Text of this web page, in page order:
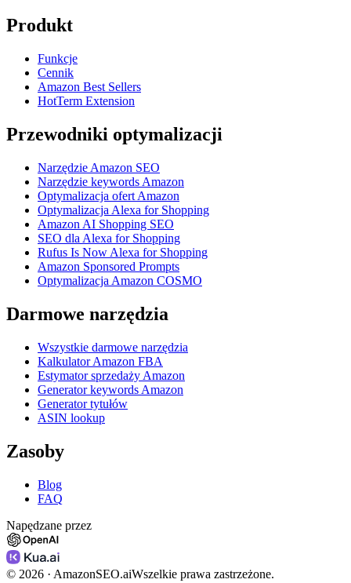
Produkt
Funkcje
Cennik
Amazon Best Sellers
HotTerm Extension
Przewodniki optymalizacji
Narzędzie Amazon SEO
Narzędzie keywords Amazon
Optymalizacja ofert Amazon
Optymalizacja Alexa for Shopping
Amazon AI Shopping SEO
SEO dla Alexa for Shopping
Rufus Is Now Alexa for Shopping
Amazon Sponsored Prompts
Optymalizacja Amazon COSMO
Darmowe narzędzia
Wszystkie darmowe narzędzia
Kalkulator Amazon FBA
Estymator sprzedaży Amazon
Generator keywords Amazon
Generator tytułów
ASIN lookup
Zasoby
Blog
FAQ
Napędzane przez
© 2026 · AmazonSEO.aiWszelkie prawa zastrzeżone.